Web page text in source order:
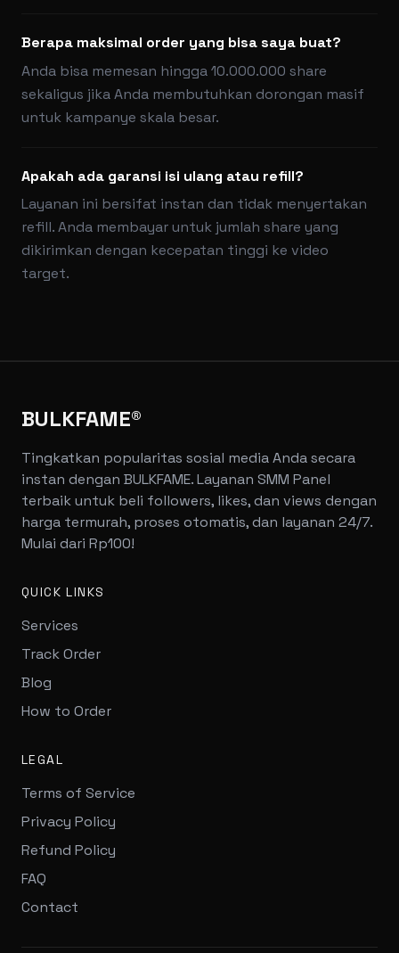
Berapa maksimal order yang bisa saya buat?
Anda bisa memesan hingga 10.000.000 share
sekaligus jika Anda membutuhkan dorongan masif
untuk kampanye skala besar.
Apakah ada garansi isi ulang atau refill?
Layanan ini bersifat instan dan tidak menyertakan
refill. Anda membayar untuk jumlah share yang
dikirimkan dengan kecepatan tinggi ke video
target.
BULKFAME®
Tingkatkan popularitas sosial media Anda secara
instan dengan BULKFAME. Layanan SMM Panel
terbaik untuk beli followers, likes, dan views dengan
harga termurah, proses otomatis, dan layanan 24/7.
Mulai dari Rp100!
QUICK LINKS
Services
Track Order
Blog
How to Order
LEGAL
Terms of Service
Privacy Policy
Refund Policy
FAQ
Contact